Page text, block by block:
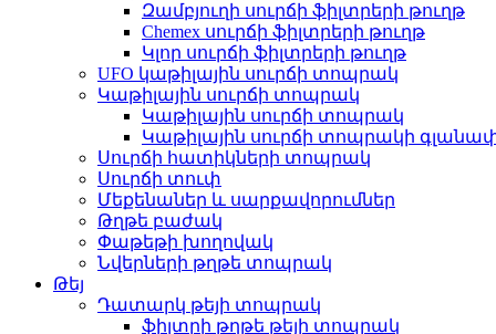
Զամբյուղի սուրճի ֆիլտրերի թուղթ
Chemex սուրճի ֆիլտրերի թուղթ
Կլոր սուրճի ֆիլտրերի թուղթ
UFO կաթիլային սուրճի տոպրակ
Կաթիլային սուրճի տոպրակ
Կաթիլային սուրճի տոպրակ
Կաթիլային սուրճի տոպրակի
Սուրճի հատիկների տոպրակ
Սուրճի տուփ
Մեքենաներ և սարքավորումներ
Թղթե բաժակ
Փաթեթի խողովակ
Նվերների թղթե տոպրակ
Թեյ
Դատարկ թեյի տոպրակ
ֆիլտրի թղթե թեյի տոպրակ